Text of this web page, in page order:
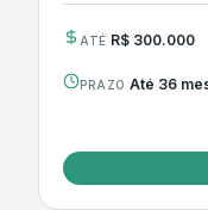
ATÉ R$ 300.000
PRAZO Até 36